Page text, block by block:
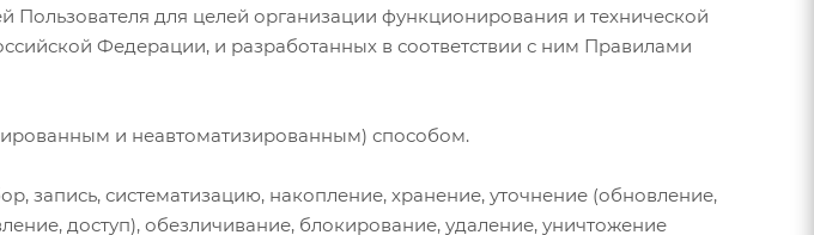
для целей организации функционирования и технической
Федерации, и разработанных в соответствии с ним Правилами
и неавтоматизированным) способом.
запись, систематизацию, накопление, хранение, уточнение (обновление,
доступ), обезличивание, блокирование, удаление, уничтожение